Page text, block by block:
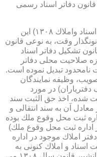
اسناد و املاك مصوب ۲۰/۱/۱۳۰۸، قانون دفاتر اسناد رسمی
نحوه نگارش قانون مرقوم (قانون ثبت اسناد واملاك ۱۳۰۸) این
وقت، به نوعی قانون
را با قانون تشكیل دفاتر اسناد
و حوزه صلاحیت محلی دفاتر
نامحدود تبدیل نموده است.
جدیدالتصویب، وظیفه نمایندگان
دفتریاران) در مورد
شده، اخذ حق الثبت سند
آن به سند انتقالی و
ثبت محل وقوع ملك بوده
اداره ثبت محل وقوع ملك)
املاك موجود در اداره
سال ۱۳۱۰، قانون ثبت اسناد و املاك كنونی به